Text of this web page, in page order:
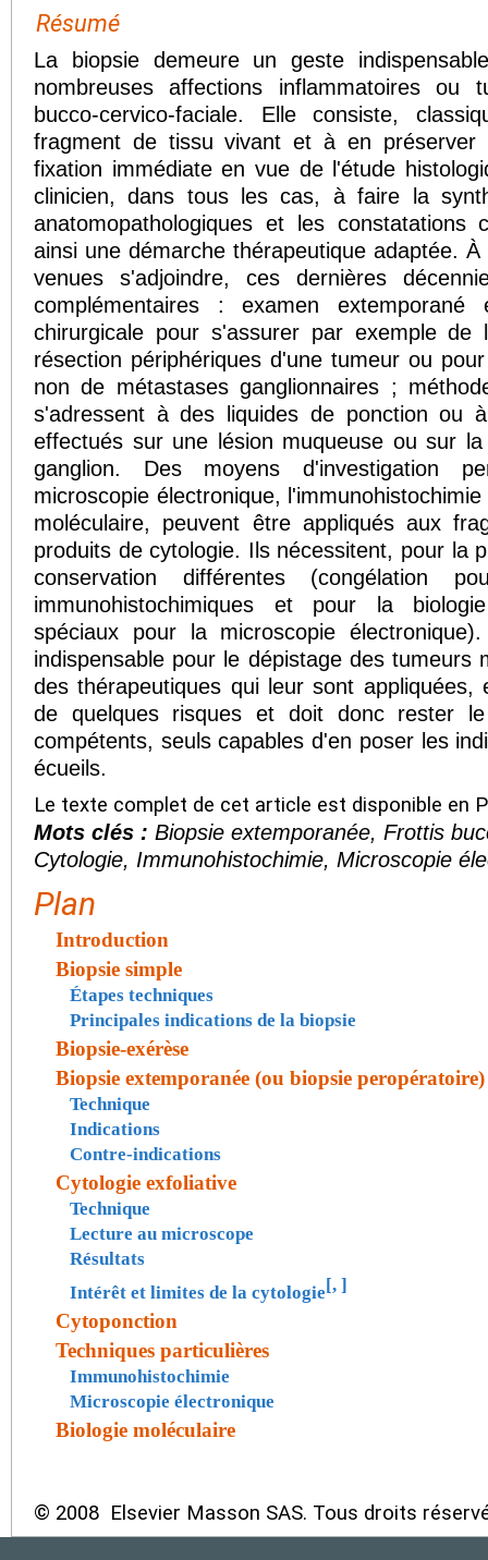
Résumé
La biopsie demeure un geste
nombreuses affections inflammatoires ou
bucco-cervico-faciale. Elle consiste,
fragment de tissu vivant et à en préserver
fixation immédiate en vue de l'étude
clinicien, dans tous les cas, à faire la
anatomopathologiques et les constatations
ainsi une démarche thérapeutique adaptée.
venues s'adjoindre, ces dernières
complémentaires : examen extemporané
chirurgicale pour s'assurer par exemple de
résection périphériques d'une tumeur ou
non de métastases ganglionnaires ;
s'adressent à des liquides de ponction ou
effectués sur une lésion muqueuse ou sur
ganglion. Des moyens d'investigation
microscopie électronique,
moléculaire, peuvent être appliqués aux
produits de cytologie. Ils nécessitent, pour la
conservation différentes (congélation
immunohistochimiques et pour la
spéciaux pour la microscopie
indispensable pour le dépistage des tumeurs
des thérapeutiques qui leur sont appliquées,
de quelques risques et doit donc rester
compétents, seuls capables d'en poser les
écueils.
Le texte complet de cet article est disponible en
Mots clés : Biopsie extemporanée, Frottis
Cytologie, Immunohistochimie, Microscopie
Plan
Introduction
Biopsie simple
Étapes techniques
Principales indications de la biopsie
Biopsie-exérèse
Biopsie extemporanée (ou biopsie peropératoire)
Technique
Indications
Contre-indications
Cytologie exfoliative
Technique
Lecture au microscope
Résultats
Intérêt et limites de la cytologie[, ]
Cytoponction
Techniques particulières
Immunohistochimie
Microscopie électronique
Biologie moléculaire
© 2008 Elsevier Masson SAS. Tous droits